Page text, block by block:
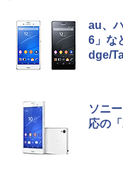
au、
6」な
dge/
ソニ
応の